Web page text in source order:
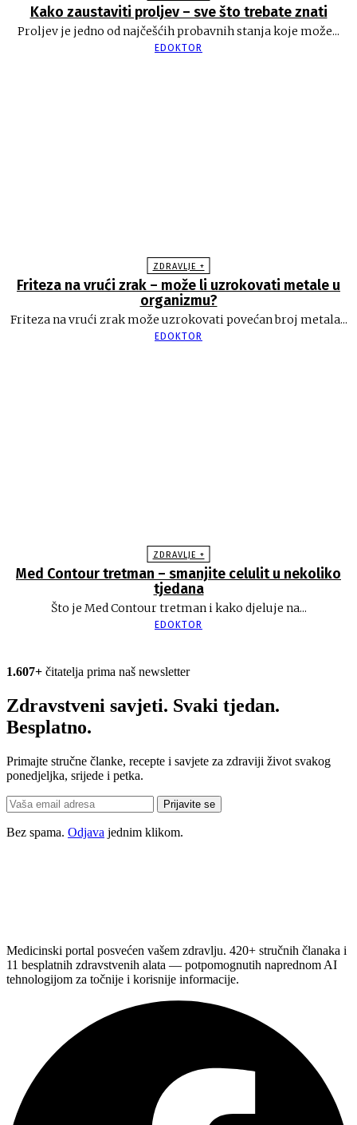
Kako zaustaviti proljev – sve što trebate znati
Proljev je jedno od najčešćih probavnih stanja koje može...
EDOKTOR
ZDRAVLJE +
Friteza na vrući zrak – može li uzrokovati metale u
organizmu?
Friteza na vrući zrak može uzrokovati povećan broj metala...
EDOKTOR
ZDRAVLJE +
Med Contour tretman – smanjite celulit u nekoliko
tjedana
Što je Med Contour tretman i kako djeluje na...
EDOKTOR
1.607+ čitatelja prima naš newsletter
Zdravstveni savjeti. Svaki tjedan.
Besplatno.
Primajte stručne članke, recepte i savjete za zdraviji život svakog
ponedjeljka, srijede i petka.
Prijavite se
Bez spama. Odjava jednim klikom.
Medicinski portal posvećen vašem zdravlju. 420+ stručnih članaka i
11 besplatnih zdravstvenih alata — potpomognutih naprednom AI
tehnologijom za točnije i korisnije informacije.